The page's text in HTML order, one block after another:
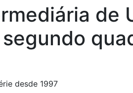
de
desde 1997